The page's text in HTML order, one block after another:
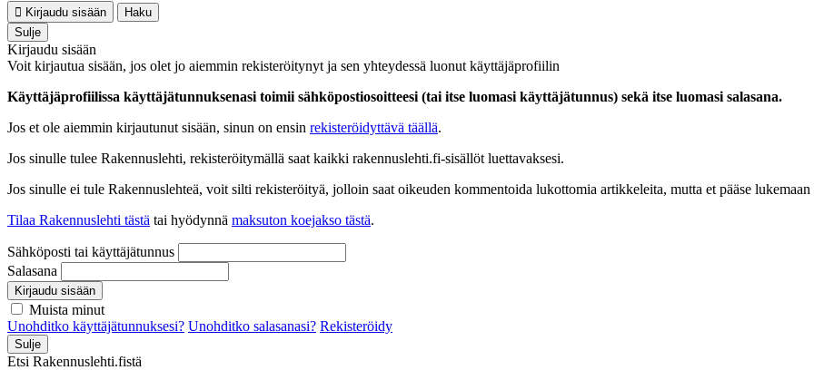
Kirjaudu sisään
Haku
Sulje
Kirjaudu sisään
Voit kirjautua sisään, jos olet jo aiemmin rekisteröitynyt ja sen yhteydessä luonut käyttäjäprofiilin
Käyttäjäprofiilissa käyttäjätunnuksenasi toimii sähköpostiosoitteesi (tai itse luomasi käyttäjätunnus) sekä itse luomasi salasana.
Jos et ole aiemmin kirjautunut sisään, sinun on ensin rekisteröidyttävä täällä.
Jos sinulle tulee Rakennuslehti, rekisteröitymällä saat kaikki rakennuslehti.fi-sisällöt luettavaksesi.
Jos sinulle ei tule Rakennuslehteä, voit silti rekisteröityä, jolloin saat oikeuden kommentoida lukottomia artikkeleita, mutta et pääse
Tilaa Rakennuslehti tästä tai hyödynnä maksuton koejakso tästä.
Sähköposti tai käyttäjätunnus
Salasana
Kirjaudu sisään
Muista minut
Unohditko käyttäjätunnuksesi? Unohditko salasanasi? Rekisteröidy
Sulje
Etsi Rakennuslehti.fistä